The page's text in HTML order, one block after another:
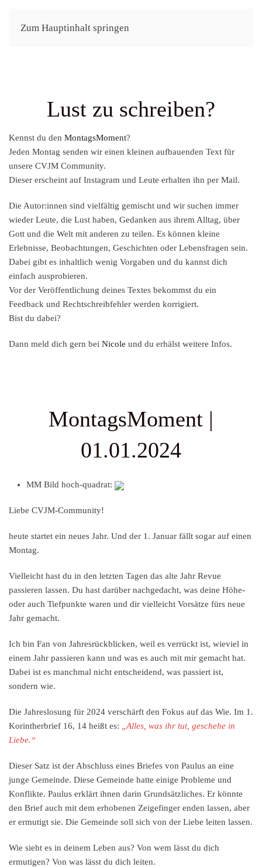
Zum Hauptinhalt springen
Lust zu schreiben?
Kennst du den MontagsMoment?
Jeden Montag senden wir einen kleinen aufbauenden Text für
unsere CVJM Community.
Dieser erscheint auf Instagram und Leute erhalten ihn per Mail.
Die Autor:innen sind vielfältig gemischt und wir suchen immer
wieder Leute, die Lust haben, Gedanken aus ihrem Alltag, über
Gott und die Welt mit anderen zu teilen. Es können kleine
Erlebnisse, Beobachtungen, Geschichten oder Lebensfragen sein.
Dabei gibt es inhaltlich wenig Vorgaben und du kannst dich
einfach ausprobieren.
Vor der Veröffentlichung deines Textes bekommst du ein
Feedback und Rechtschreibfehler werden korrigiert.
Bist du dabei?
Dann meld dich gern bei Nicole und du erhälst weitere Infos.
MontagsMoment |
01.01.2024
MM Bild hoch-quadrat:
Liebe CVJM-Community!
heute startet ein neues Jahr. Und der 1. Januar fällt sogar auf einen
Montag.
Vielleicht hast du in den letzten Tagen das alte Jahr Revue
passieren lassen. Du hast darüber nachgedacht, was deine Höhe-
oder auch Tiefpunkte waren und dir vielleicht Vorsätze fürs neue
Jahr gemacht.
Ich bin Fan von Jahresrückblicken, weil es verrückt ist, wieviel in
einem Jahr passieren kann und was es auch mit mir gemacht hat.
Dabei ist es manchmal nicht entscheidend, was passiert ist,
sondern wie.
Die Jahreslosung für 2024 verschärft den Fokus auf das Wie. Im 1.
Korintherbrief 16, 14 heißt es:
Alles, was ihr tut, geschehe in
Liebe.“
Dieser Satz ist der Abschluss eines Briefes von Paulus an eine
junge Gemeinde. Diese Gemeinde hatte einige Probleme und
Konflikte. Paulus erklärt ihnen darin Grundsätzliches. Er könnte
den Brief auch mit dem erhobenen Zeigefinger enden lassen, aber
er ermutigt sie. Die Gemeinde soll sich von der Liebe leiten lassen.
Wie sieht es in deinem Leben aus? Von wem lässt du dich
ermutigen? Von was lässt du dich leiten.